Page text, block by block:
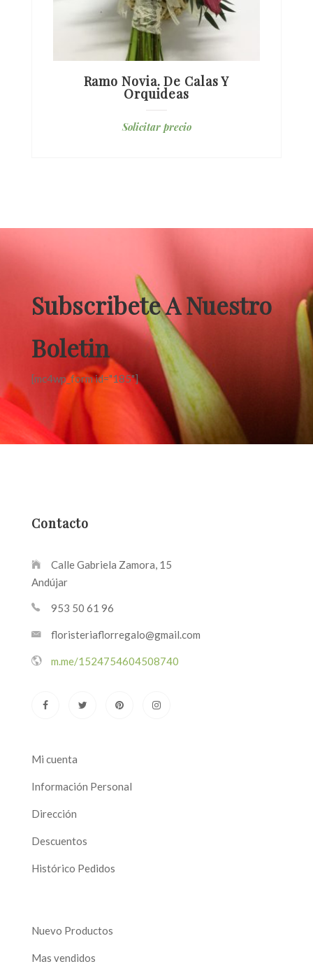
Ramo Novia. De Calas Y
Orquideas
Solicitar precio
Subscribete A Nuestro
Boletin
[mc4wp_form id="185"]
Contacto
Calle Gabriela Zamora, 15
Andújar
953 50 61 96
floristeriaflorregalo@gmail.com
m.me/1524754604508740
Mi cuenta
Información Personal
Dirección
Descuentos
Histórico Pedidos
Nuevo Productos
Mas vendidos